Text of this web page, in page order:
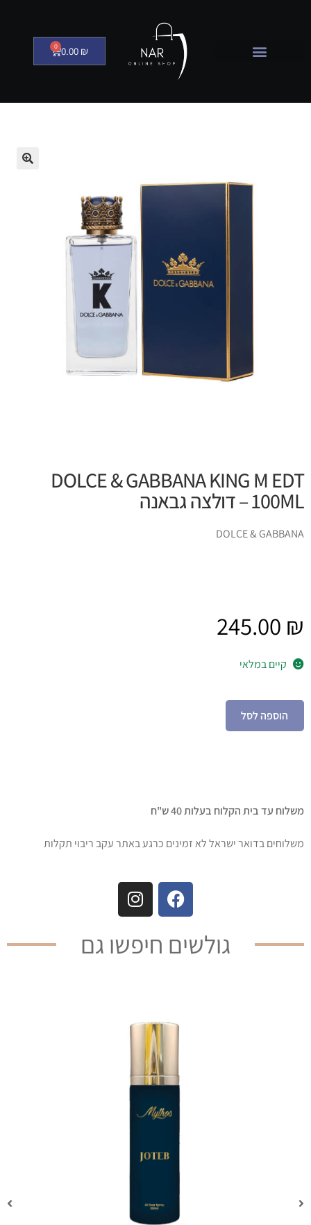
0.00 ₪
0
DOLCE & GABBANA KING M EDT
100ML – דולצה גבאנה
DOLCE & GABBANA
245.00 ₪
קיים במלאי
הוספה לסל
משלוח עד בית הקלוח בעלות 40 ש"ח
משלוחים בדואר ישראל לא זמינים כרגע באתר עקב ריבוי תקלות
גולשים חיפשו גם